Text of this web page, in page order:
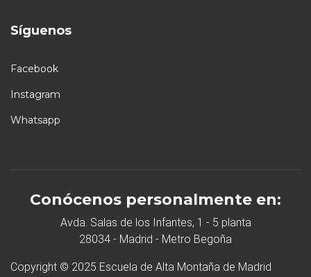
Síguenos
Facebook
Instagram
Whatsapp
Conócenos personalmente en:
Avda. Salas de los Infantes, 1 - 5 planta
28034 - Madrid - Metro Begoña
Copyright © 2025 Escuela de Alta Montaña de Madrid